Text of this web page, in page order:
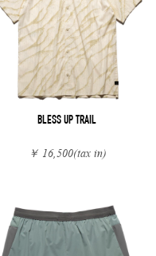
BLESS UP TRAIL
￥ 16,500(tax in)